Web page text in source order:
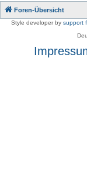
Foren-Übersicht
Style developer by support